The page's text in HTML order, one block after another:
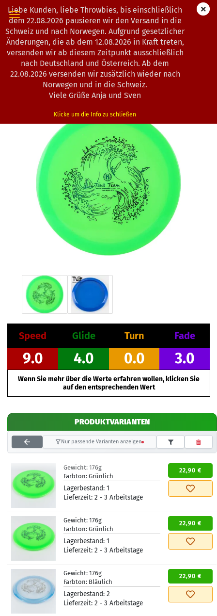
Liebe Kunden, liebe Throwbies, bis einschließlich
dem 22.08.2026 pausieren wir den Versand in die
Schweiz und nach Norwegen. Aufgrund gesetzlicher
Änderungen, die ab dem 12.08.2026 in Kraft treten,
versenden wir ab diesem Zeitpunkt ausschließlich
nach Deutschland und Österreich. Ab dem
22.08.2026 versenden wir zusätzlich wieder nach
Norwegen und in die Schweiz.
Viele Grüße Anja und Sven
Klicke um die Info zu schließen
« Erster « zurück weiter »
Letzter »
Artikel in dieser Kategorie
Kastaplast | Stål | K1-Hard-Line | Fritiof Fagergren Tour
Series 2025
1303045)
Speed Glide Turn Fade
9.0 4.0 0.0 3.0
Wenn Sie mehr über die Werte erfahren wollen, klicken Sie
auf den entsprechenden Wert
PRODUKTVARIANTEN
Nur passende Varianten anzeigen
Gewicht: 176g
Farbton: Grünlich
Lagerbestand: 1
Lieferzeit: 2 - 3 Arbeitstage
22,90 €
Gewicht: 176g
Farbton: Grünlich
Lagerbestand: 1
Lieferzeit: 2 - 3 Arbeitstage
22,90 €
Gewicht: 176g
Farbton: Bläulich
Lagerbestand: 2
Lieferzeit: 2 - 3 Arbeitstage
22,90 €